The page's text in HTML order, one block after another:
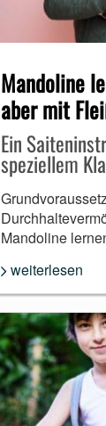
Mandoline
aber mit
Ein
speziellem
Mandoline
weiterlesen